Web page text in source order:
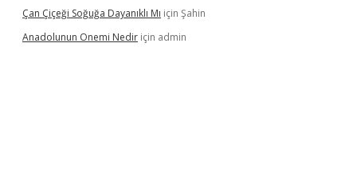
Çan Çiçeği Soğuğa Dayanıklı Mı için Şahin
Anadolunun Onemi Nedir için admin